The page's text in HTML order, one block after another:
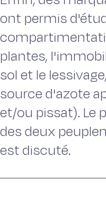
ont permis
plantes,
sol et le
source d'azote
et/ou pissat). Le
des deux
est discuté.